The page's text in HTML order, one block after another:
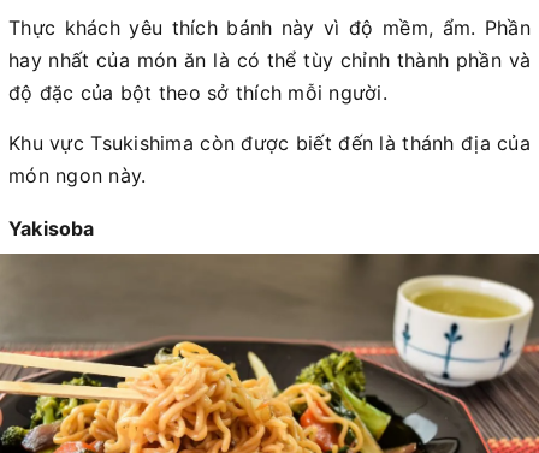
Thực khách yêu thích bánh này vì độ mềm, ẩm. Phần
hay nhất của món ăn là có thể tùy chỉnh thành phần và
độ đặc của bột theo sở thích mỗi người.
Khu vực Tsukishima còn được biết đến là thánh địa của
món ngon này.
Yakisoba